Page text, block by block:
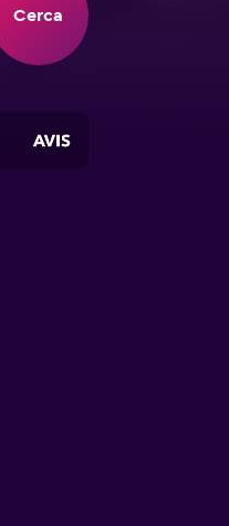
Cerca